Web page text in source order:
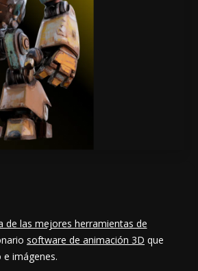
de las mejores herramientas de
software de animación 3D que
imágenes.